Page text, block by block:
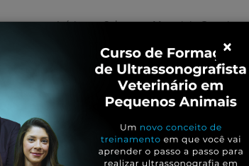
Início Sobre Materiais Gratuitos
Entrevistas
Genética e Tecnologia
×